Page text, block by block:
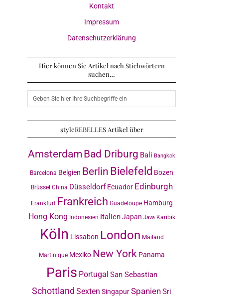
Kontakt
Impressum
Datenschutzerklärung
Hier können Sie Artikel nach Stichwörtern
suchen…
styleREBELLES Artikel über
Amsterdam Bad Driburg Bali Bangkok
Barcelona Belgien Berlin Bielefeld Bozen
Brüssel China Düsseldorf Ecuador Edinburgh
Frankfurt Frankreich Guadeloupe Hamburg
Hong Kong Indonesien Italien Japan Java Karibik
Köln Lissabon London Mailand
Martinique Mexiko New York Panama
Paris Portugal San Sebastian
Schottland Sexten SingapurSpanienSri